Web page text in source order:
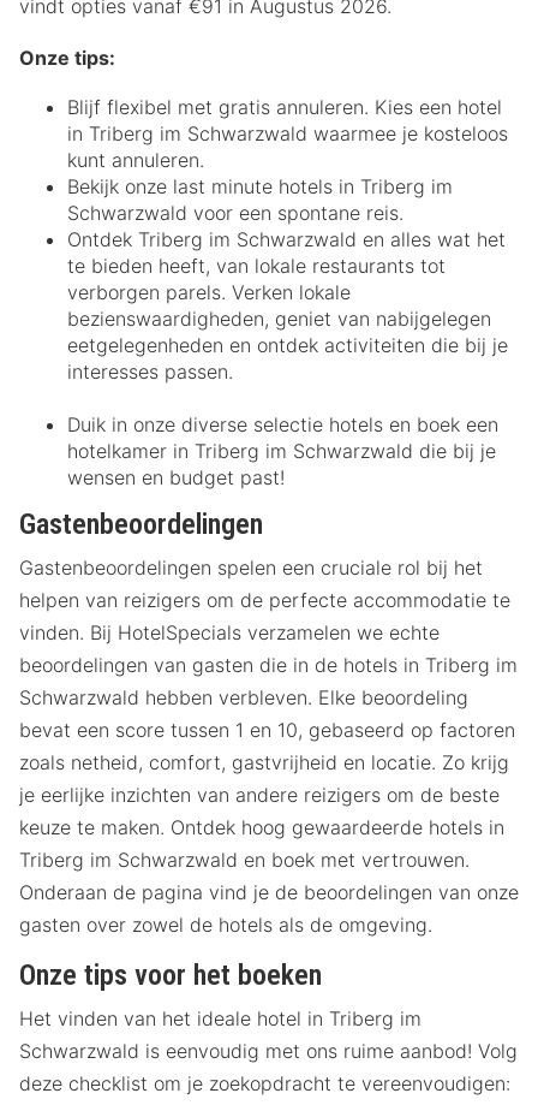
vindt opties vanaf €91 in Augustus 2026.
Onze tips:
Blijf flexibel met gratis annuleren. Kies een hotel
in Triberg im Schwarzwald waarmee je kosteloos
kunt annuleren.
Bekijk onze last minute hotels in Triberg im
Schwarzwald voor een spontane reis.
Ontdek Triberg im Schwarzwald en alles wat het
te bieden heeft, van lokale restaurants tot
verborgen parels. Verken lokale
bezienswaardigheden, geniet van nabijgelegen
eetgelegenheden en ontdek activiteiten die bij je
interesses passen.
Duik in onze diverse selectie hotels en boek een
hotelkamer in Triberg im Schwarzwald die bij je
wensen en budget past!
Gastenbeoordelingen
Gastenbeoordelingen spelen een cruciale rol bij het
helpen van reizigers om de perfecte accommodatie te
vinden. Bij HotelSpecials verzamelen we echte
beoordelingen van gasten die in de hotels in Triberg im
Schwarzwald hebben verbleven. Elke beoordeling
bevat een score tussen 1 en 10, gebaseerd op factoren
zoals netheid, comfort, gastvrijheid en locatie. Zo krijg
je eerlijke inzichten van andere reizigers om de beste
keuze te maken. Ontdek hoog gewaardeerde hotels in
Triberg im Schwarzwald en boek met vertrouwen.
Onderaan de pagina vind je de beoordelingen van onze
gasten over zowel de hotels als de omgeving.
Onze tips voor het boeken
Het vinden van het ideale hotel in Triberg im
Schwarzwald is eenvoudig met ons ruime aanbod! Volg
deze checklist om je zoekopdracht te vereenvoudigen: